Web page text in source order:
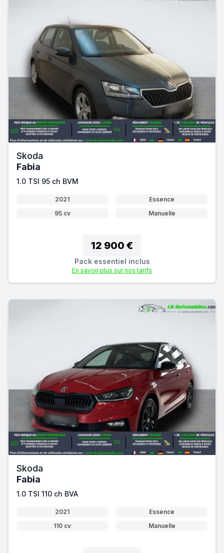
Skoda
Fabia
1.0 TSI 95 ch BVM
2021
Essence
95 cv
Manuelle
12 900 €
Pack essentiel inclus
En savoir plus sur nos tarifs
Skoda
Fabia
1.0 TSI 110 ch BVA
2021
Essence
110 cv
Manuelle